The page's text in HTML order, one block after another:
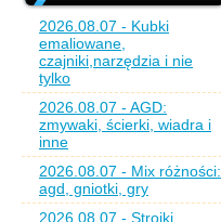
2026.08.07 - Kubki
emaliowane,
czajniki,narzędzia i nie
tylko
2026.08.07 - AGD:
zmywaki, ścierki, wiadra i
inne
2026.08.07 - Mix różności:
agd, gniotki, gry
2026.08.07 - Stroiki